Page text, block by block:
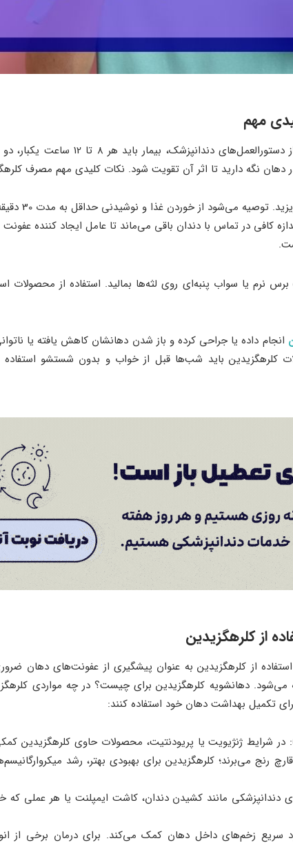
مهم
استفاده از دهان شویه کلرهگزیدین بسیار ساده است. با
از خوردن غذا و نوشیدنی حداقل به مدت 30 دقیقه خودداری شود.
نرم یا سواب پنبه‌ای روی لثه‌ها بمالید. استفاده از محصولات
انجام داده یا جراحی کرده و باز شدن دهانشان کاهش یافته یا
کلرهگزیدین باید شب‌ها قبل از خواب و بدون شستشو
از کلرهگزیدین
از کلرهگزیدین به عنوان پیشگیری از عفونت‌های دهان
دهانشویه کلرهگزیدین برای چیست؟ در چه مواردی
تکمیل بهداشت دهان خود استفاده کنند:
: در شرایط ژنژیویت یا پریودنتیت، محصولات حاوی کلرهگزیدین
رنج می‌برند؛ کلرهگزیدین برای بهبودی بهتر، رشد
مانند کشیدن دندان، کاشت ایمپلنت یا هر عملی که
سریع زخم‌های داخل دهان کمک می‌کند. برای درمان برخی از